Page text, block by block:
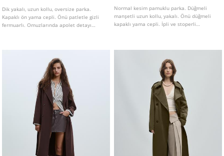
Dik yakalı, uzun kollu, oversize parka.
Kapaklı ön yama cepli. Önü patletle gizli
fermuarlı. Omuzlarında apolet detayı
Normal kesim pamuklu parka. Düğmeli
manşetli uzun kollu, yakalı. Önü düğmeli
kapaklı yama cepli. İpli ve stoperli